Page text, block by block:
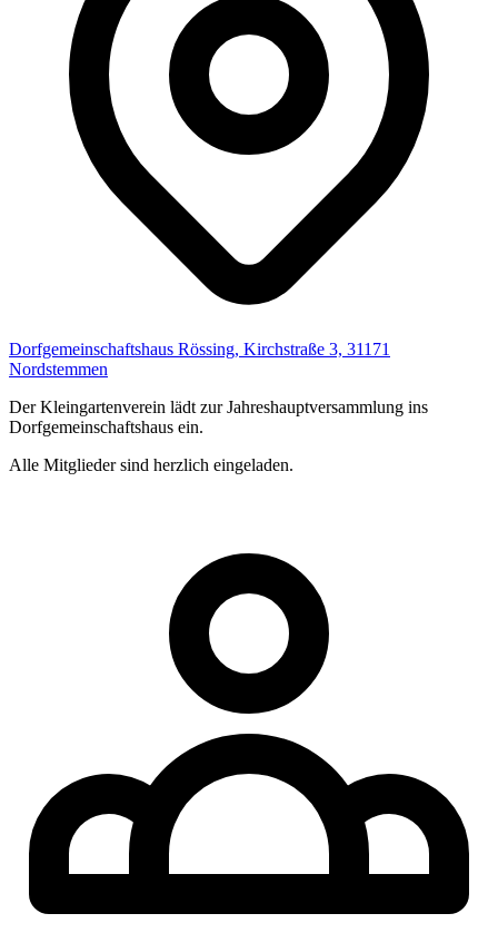
Dorfgemeinschaftshaus Rössing, Kirchstraße 3, 31171
Nordstemmen
Der Kleingartenverein lädt zur Jahreshauptversammlung ins
Dorfgemeinschaftshaus ein.
Alle Mitglieder sind herzlich eingeladen.